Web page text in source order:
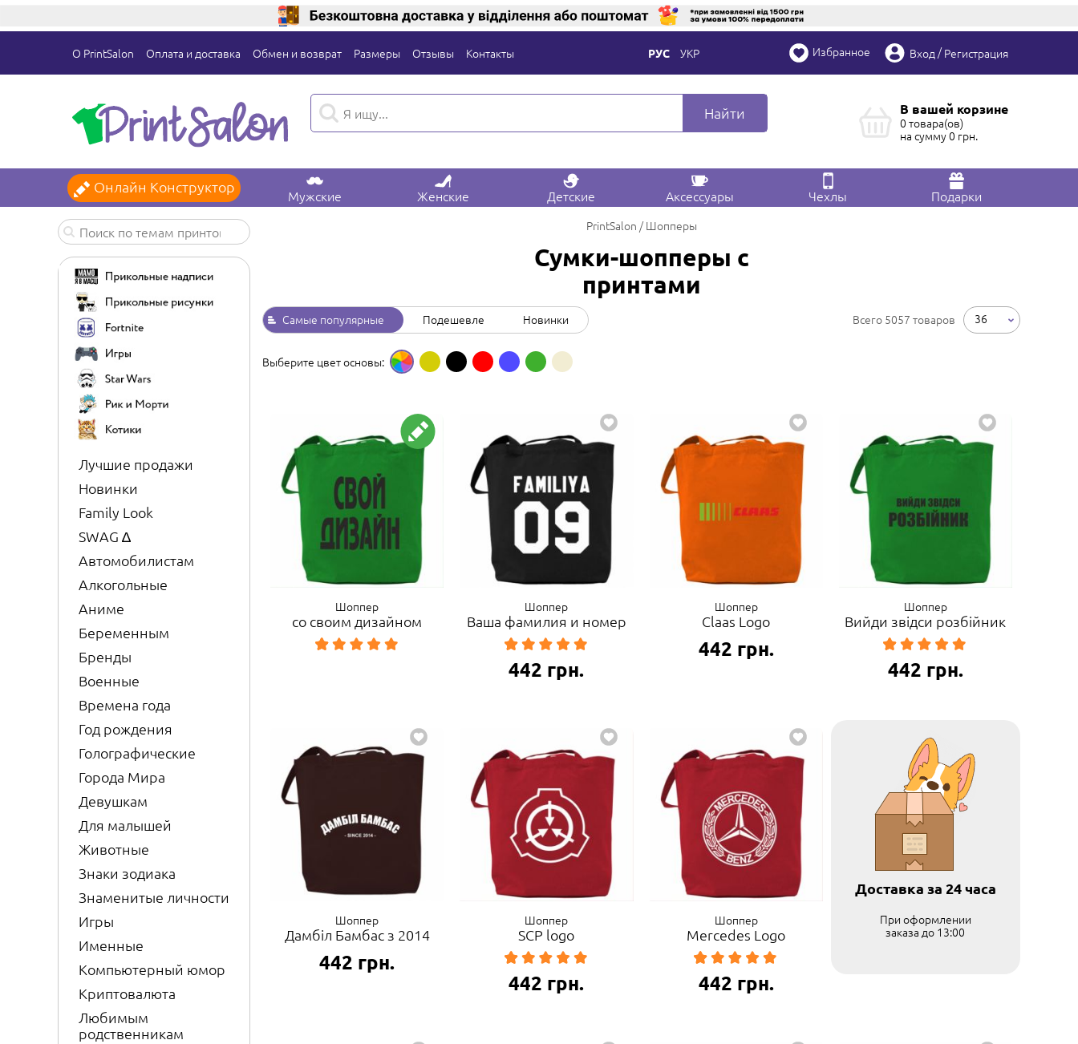
О PrintSalon Оплата и доставка Обмен и возврат Размеры Отзывы Контакты РУС УКР Избранное Вход /Регистрация
Найти В вашей корзине
0 товара(ов)
на сумму0 грн.
Онлайн Конструктор
Мужские Женские Детские Аксессуары Чехлы Подарки
Лучшие продажи
Новинки
Family Look
SWAG ∆
Автомобилистам
Алкогольные
Аниме
Беременным
Бренды
Военные
Времена года
Год рождения
Голографические
Города Мира
Девушкам
Для малышей
Животные
Знаки зодиака
Знаменитые личности
Игры
Именные
Компьютерный юмор
Криптовалюта
Любимым
родственникам
PrintSalon Шопперы
Сумки-шопперы с
принтами
Самые популярные Подешевле Новинки Всего 5057 товаров 36
Выберите цвет основы:
Шоппер
со своим дизайном
Шоппер
Ваша фамилия и номер
442 грн.
Шоппер
Claas Logo
442 грн.
Шоппер
Вийди звідси розбійник
442 грн.
Шоппер
Дамбіл Бамбас з 2014
442 грн.
Шоппер
SCP logo
442 грн.
Шоппер
Mercedes Logo
442 грн.
Доставка за 24 часа
При оформлении
заказа до 13:00